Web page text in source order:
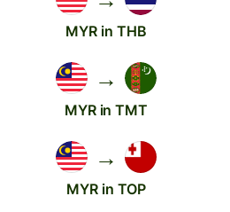
MYR in THB
→
MYR in TMT
→
MYR in TOP